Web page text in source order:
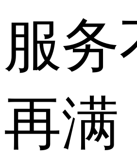
服务
再满